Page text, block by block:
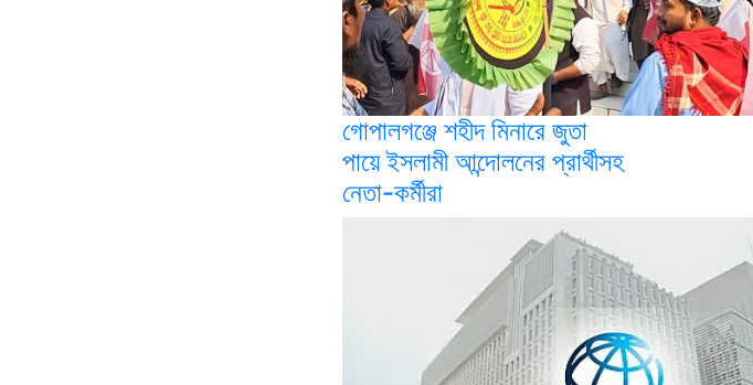
গোপালগঞ্জে শহীদ মিনারে জুতা
পায়ে ইসলামী আন্দোলনের প্রার্থীসহ
নেতা-কর্মীরা